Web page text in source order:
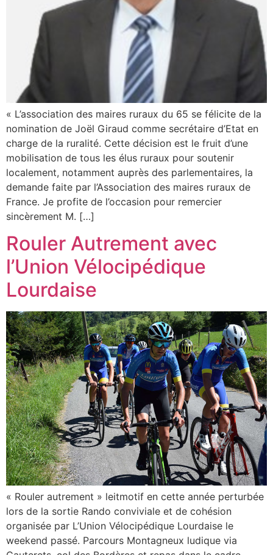
« L’association des maires ruraux du 65 se félicite de la
nomination de Joël Giraud comme secrétaire d’Etat en
charge de la ruralité. Cette décision est le fruit d’une
mobilisation de tous les élus ruraux pour soutenir
localement, notamment auprès des parlementaires, la
demande faite par l’Association des maires ruraux de
France. Je profite de l’occasion pour remercier
sincèrement M. […]
Rouler Autrement avec
l’Union Vélocipédique
Lourdaise
« Rouler autrement » leitmotif en cette année perturbée
lors de la sortie Rando conviviale et de cohésion
organisée par L’Union Vélocipédique Lourdaise le
weekend passé. Parcours Montagneux ludique via